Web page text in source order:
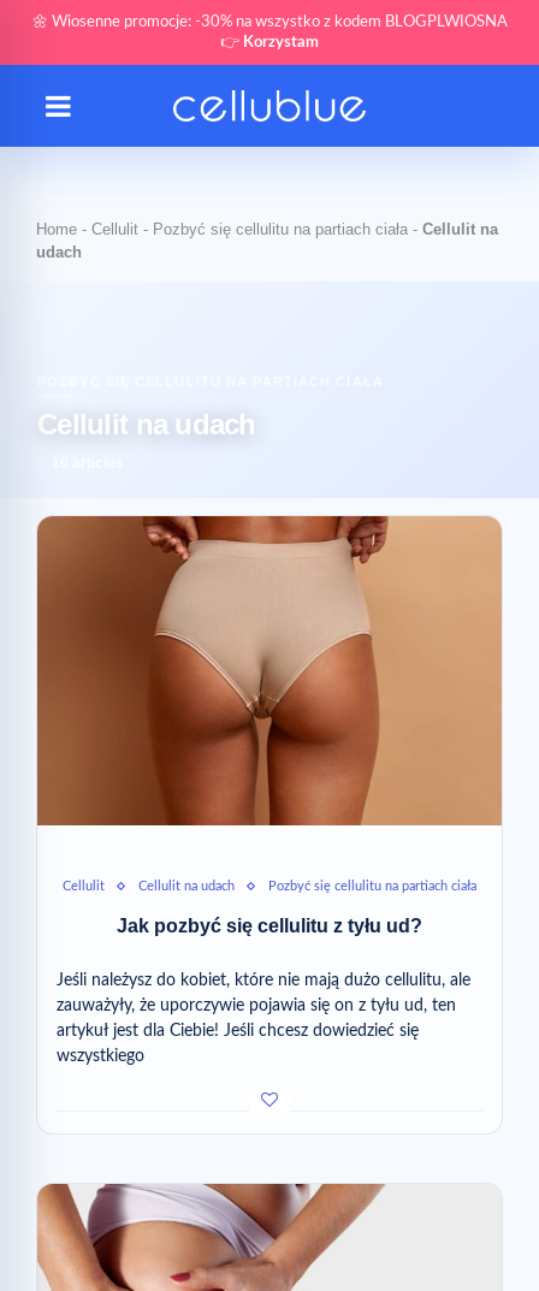
🌼 Wiosenne promocje: -30% na wszystko z kodem BLOGPLWIOSNA
👉 Korzystam
Home - Cellulit - Pozbyć się cellulitu na partiach ciała - Cellulit na
udach
Cellulit na udach
Cellulit Cellulit na udach Pozbyć się cellulitu na partiach ciała
Jak pozbyć się cellulitu z tyłu ud?
Jeśli należysz do kobiet, które nie mają dużo cellulitu, ale
zauważyły, że uporczywie pojawia się on z tyłu ud, ten
artykuł jest dla Ciebie! Jeśli chcesz dowiedzieć się
wszystkiego